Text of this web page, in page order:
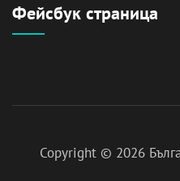
Фейсбук страница
Copyright © 2026